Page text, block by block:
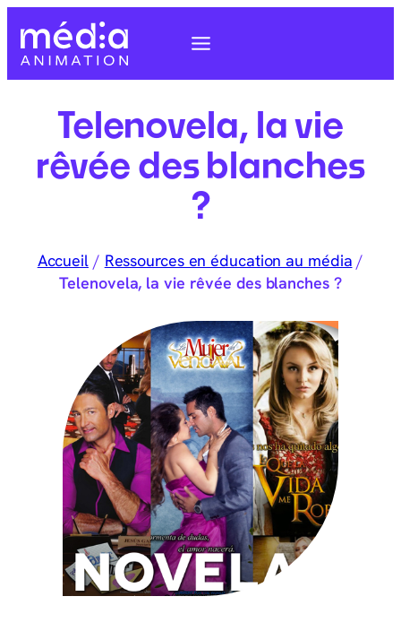
Telenovela, la vie
rêvée des blanches
?
Accueil/ Ressources en éducation au média /
Telenovela, la vie rêvée des blanches ?